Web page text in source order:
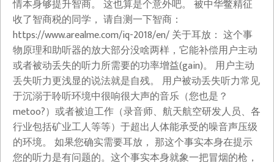
情本身够提升智商。 这也算是个意外吧。 被中华鳖精征
收了智商税的同学， 请自测一下智商：
https://www.arealme.com/iq-2018/en/ 关于耳放： 这个事
物原理和助听器的放大部分没啥两样，它能补偿用户主动
或者被动丢失的听力所需要的功率增益(gain)。 用户主动
丢失听力更浅显的说法就是自残。 用户被动丢失听力常见
于沉溺于聆听环境中很响很大声的音乐（您也是？
metoo?）或者被迫工作（录音师、航天航空研发人员、各
行业包括矿业工人等等）于超出人体能承受的噪音声压级
的环境。 如果您确实需要耳放， 那这个事实本身在提示
您的听力是有问题的。这个事实本身就象一把冒烟的枪，